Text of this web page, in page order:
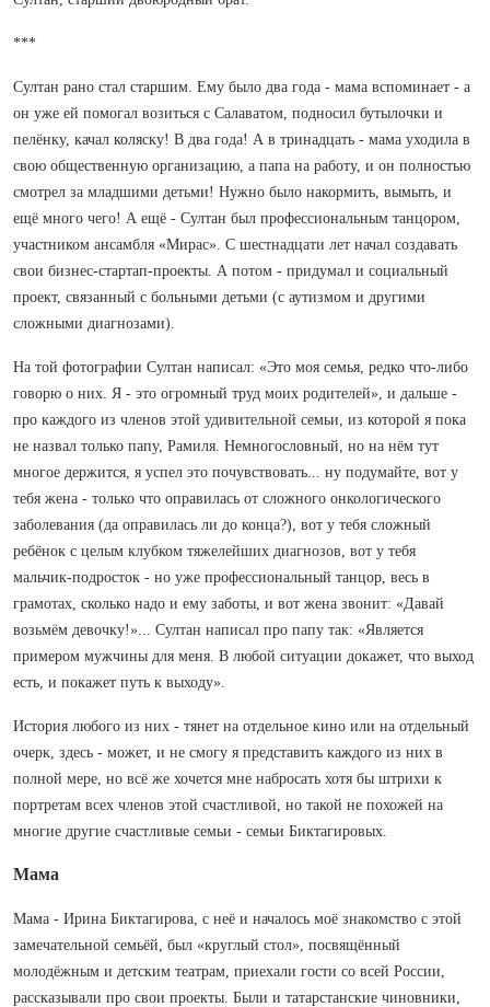
***
Султан рано стал старшим. Ему было два года - мама вспоминает - а
он уже ей помогал возиться с Салаватом, подносил бутылочки и
пелёнку, качал коляску! В два года! А в тринадцать - мама уходила в
свою общественную организацию, а папа на работу, и он полностью
смотрел за младшими детьми! Нужно было накормить, вымыть, и
ещё много чего! А ещё - Султан был профессиональным танцором,
участником ансамбля «Мирас». С шестнадцати лет начал создавать
свои бизнес-стартап-проекты. А потом - придумал и социальный
проект, связанный с больными детьми (с аутизмом и другими
сложными диагнозами).
На той фотографии Султан написал: «Это моя семья, редко что-либо
говорю о них. Я - это огромный труд моих родителей», и дальше -
про каждого из членов этой удивительной семьи, из которой я пока
не назвал только папу, Рамиля. Немногословный, но на нём тут
многое держится, я успел это почувствовать... ну подумайте, вот у
тебя жена - только что оправилась от сложного онкологического
заболевания (да оправилась ли до конца?), вот у тебя сложный
ребёнок с целым клубком тяжелейших диагнозов, вот у тебя
мальчик-подросток - но уже профессиональный танцор, весь в
грамотах, сколько надо и ему заботы, и вот жена звонит: «Давай
возьмём девочку!»... Султан написал про папу так: «Является
примером мужчины для меня. В любой ситуации докажет, что выход
есть, и покажет путь к выходу».
История любого из них - тянет на отдельное кино или на отдельный
очерк, здесь - может, и не смогу я представить каждого из них в
полной мере, но всё же хочется мне набросать хотя бы штрихи к
портретам всех членов этой счастливой, но такой не похожей на
многие другие счастливые семьи - семьи Биктагировых.
Мама
Мама - Ирина Биктагирова, с неё и началось моё знакомство с этой
замечательной семьёй, был «круглый стол», посвящённый
молодёжным и детским театрам, приехали гости со всей России,
рассказывали про свои проекты. Были и татарстанские чиновники,